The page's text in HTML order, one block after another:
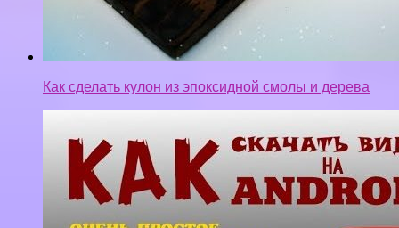
Как сделать кулон из эпоксидной смолы и дерева